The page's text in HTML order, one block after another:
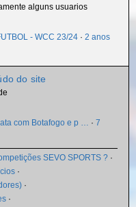
alguns usuarios
- WCC 23/24 · 2 anos
do site
com Botafogo e p … · 7
SEVO SPORTS ? ·
·
·
·